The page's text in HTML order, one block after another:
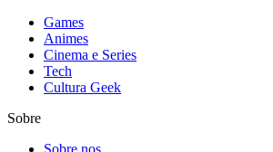
Games
Animes
Cinema e Series
Tech
Cultura Geek
Sobre
Sobre nos